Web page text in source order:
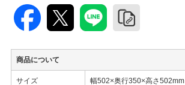
商品について
サイズ 幅502×奥行350×高さ502mm